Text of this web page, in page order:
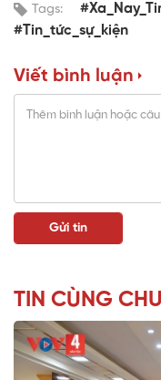
Tags:
#Tin_tức_sự_kiện
Viết bình luận
TIN CÙNG